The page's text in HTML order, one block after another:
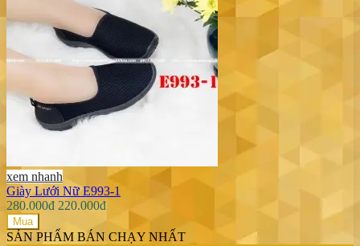
xem nhanh
Giày Lưới Nữ E993-1
280.000đ 220.000đ
Mua
SẢN PHẨM BÁN CHẠY NHẤT